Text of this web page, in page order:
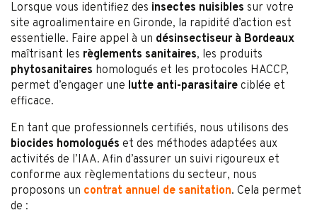
Lorsque vous identifiez des insectes nuisibles sur votre
site agroalimentaire en Gironde, la rapidité d’action est
essentielle. Faire appel à un désinsectiseur à Bordeaux
maîtrisant les règlements sanitaires, les produits
phytosanitaires homologués et les protocoles HACCP,
permet d’engager une lutte anti-parasitaire ciblée et
efficace.
En tant que professionnels certifiés, nous utilisons des
biocides homologués et des méthodes adaptées aux
activités de l’IAA. Afin d’assurer un suivi rigoureux et
conforme aux règlementations du secteur, nous
proposons un contrat annuel de sanitation. Cela permet
de :